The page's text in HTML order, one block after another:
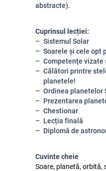
abstracte).
Cuprinsul lecției:
Sistemul Solar
Soarele și cele opt
Competențe
Călători printre
planetele!
Ordinea planetelor
Prezentarea
Chestionar
Lecția finală
Diplomă de
Cuvinte cheie
Soare, planetă, orbită,